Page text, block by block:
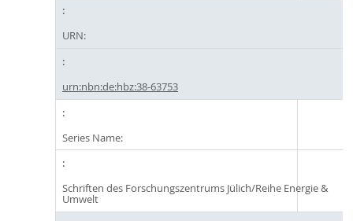
URN:
urn:nbn:de:hbz:38-63753
Series Name:
Schriften des Forschungszentrums Jülich/Reihe Energie &
Umwelt